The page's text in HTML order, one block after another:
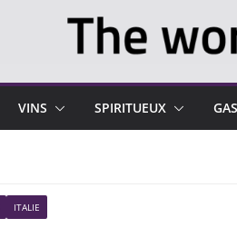
VINS SPIRITUEUX
ITALIE